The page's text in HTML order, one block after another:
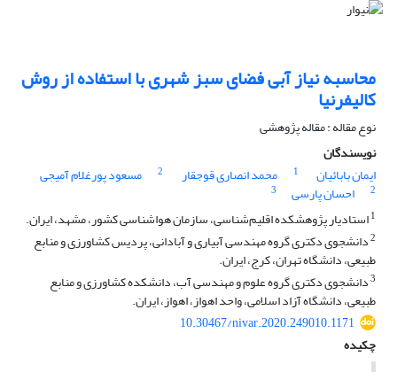
محاسبه نیاز آبی فضای سبز شهری با استفاده از روش
کالیفرنیا
نوع مقاله : مقاله پژوهشی
نویسندگان
ایمان بابائیان
1 محمد انصاری قوجقار 2 مسعود پورغلام آمیجی
2 احسان پارسی
3
1استادیار پژوهشکده اقلیم‌شناسی، سازمان هواشناسی کشور، مشهد، ایران.
2دانشجوی دکتری گروه مهندسی آبیاری و آبادانی، پردیس کشاورزی و منابع
طبیعی، دانشگاه تهران، کرج، ایران.
3دانشجوی دکتری گروه علوم و مهندسی آب، دانشکده کشاورزی و منابع
طبیعی، دانشگاه آزاد اسلامی، واحد اهواز، اهواز، ایران.
10.30467/nivar.2020.249010.1171
چکیده